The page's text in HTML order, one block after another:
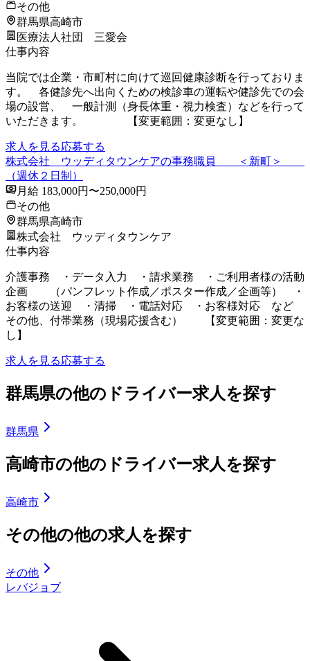
その他
群馬県高崎市
医療法人社団 三愛会
仕事内容
当院では企業・市町村に向けて巡回健康診断を行っておりま
す。 各健診先へ出向くための検診車の運転や健診先での会
場の設営、 一般計測（身長体重・視力検査）などを行って
いただきます。 【変更範囲：変更なし】
求人を見る応募する
株式会社 ウッディタウンケアの事務職員 ＜新町＞
（週休２日制）
月給 183,000円〜250,000円
その他
群馬県高崎市
株式会社 ウッディタウンケア
仕事内容
介護事務 ・データ入力 ・請求業務 ・ご利用者様の活動
企画 （パンフレット作成／ポスター作成／企画等） ・
お客様の送迎 ・清掃 ・電話対応 ・お客様対応 など
その他、付帯業務（現場応援含む） 【変更範囲：変更な
し】
求人を見る応募する
群馬県の他のドライバー求人を探す
群馬県
高崎市の他のドライバー求人を探す
高崎市
その他の他の求人を探す
その他
レバジョブ